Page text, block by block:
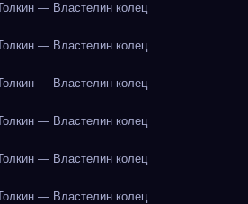
— Властелин колец
— Властелин колец
— Властелин колец
— Властелин колец
— Властелин колец
— Властелин колец